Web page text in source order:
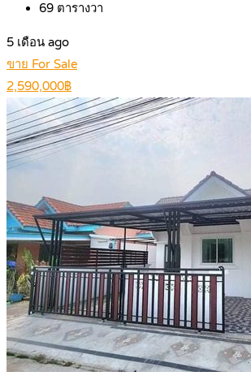
69 ตารางวา
5 เดือน ago
ขาย For Sale
2,590,000฿